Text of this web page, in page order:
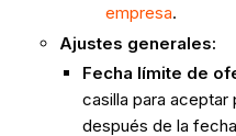
empresa.
Ajustes generales:
Fecha límite de
casilla para
después de la